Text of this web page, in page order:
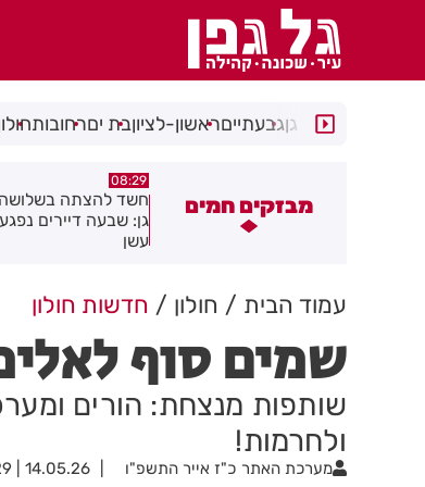
רמת גןגבעתייםראשון-לציוןבת יםרחובות
מבזקים חמים
חשד להצתה בשלושה מוקדים ברמת
גן: שבעה דיירים נפגעו קל משאיפת
05:43
הסוף לקורקינטים
עמוד הבית חולון חדשות חולון
שמים סוף
שותפות מנצחת: הורים
ולחרמות!
מערכת האתר כ"ז אייר התשפ"ו 14.05.26 | 16:29